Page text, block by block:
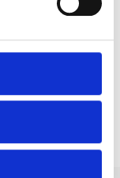
2 hours!
bought